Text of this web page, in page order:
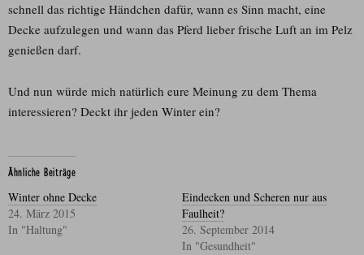
schnell das richtige Händchen dafür, wann es Sinn macht, eine
Decke aufzulegen und wann das Pferd lieber frische Luft an im Pelz
genießen darf.
Und nun würde mich natürlich eure Meinung zu dem Thema
interessieren? Deckt ihr jeden Winter ein?
Ähnliche Beiträge
Winter ohne Decke
24. März 2015
In "Haltung"
Eindecken und Scheren nur aus
Faulheit?
26. September 2014
In "Gesundheit"